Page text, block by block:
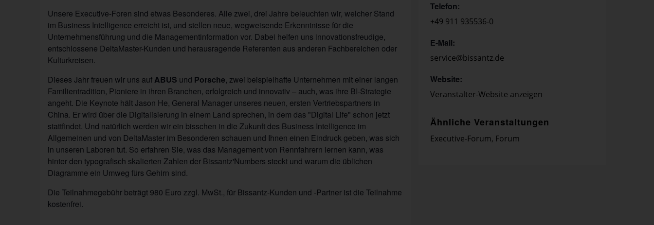
Unsere Executive-Foren sind etwas Besonderes. Alle zwei, drei Jahre beleuchten wir, welcher Stand
im Business Intelligence erreicht ist, und stellen neue, wegweisende Erkenntnisse für die
Unternehmensführung und die Managementinformation vor. Dabei helfen uns innovationsfreudige,
entschlossene DeltaMaster-Kunden und herausragende Referenten aus anderen Fachbereichen oder
Kulturkreisen.
Dieses Jahr freuen wir uns auf ABUS und Porsche, zwei beispielhafte Unternehmen mit einer langen
Familientradition, Pioniere in ihren Branchen, erfolgreich und innovativ – auch, was ihre BI-Strategie
angeht. Die Keynote hält Jason He, General Manager unseres neuen, ersten Vertriebspartners in
China. Er wird über die Digitalisierung in einem Land sprechen, in dem das "Digital Life" schon jetzt
stattfindet. Und natürlich werden wir ein bisschen in die Zukunft des Business Intelligence im
Allgemeinen und von DeltaMaster im Besonderen schauen und Ihnen einen Eindruck geben, was sich
in unseren Laboren tut. So erfahren Sie, was das Management von Rennfahrern lernen kann, was
hinter den typografisch skalierten Zahlen der Bissantz'Numbers steckt und warum die üblichen
Diagramme ein Umweg fürs Gehirn sind.
Die Teilnahmegebühr beträgt 980 Euro zzgl. MwSt., für Bissantz-Kunden und -Partner ist die Teilnahme
kostenfrei.
Telefon:
+49 911 935536-0
E-Mail:
service@bissantz.de
Website:
Veranstalter-Website anzeigen
Ähnliche Veranstaltungen
Executive-Forum, Forum